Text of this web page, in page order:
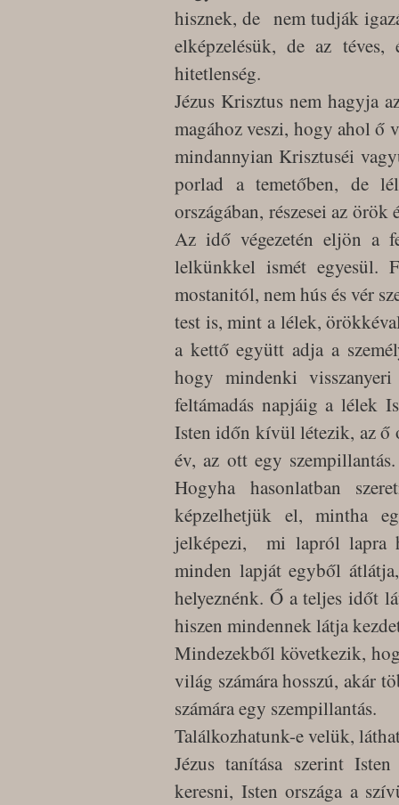
hisznek, de nem tudják
elképzelésük, de az
hitetlenség.
Jézus Krisztus nem hagyja
magához veszi, hogy ahol ő
mindannyian Krisztuséi
porlad a temetőben, de
országában, részesei az
Az idő végezetén eljön a
lelkünkkel ismét egyesül.
mostanitól, nem hús és vér
test is, mint a lélek,
a kettő együtt adja a
hogy mindenki
feltámadás napjáig a lélek
Isten időn kívül létezik, az ő
év, az ott egy
Hogyha hasonlatban
képzelhetjük el, mintha
jelképezi, mi lapról lapra
minden lapját egyből
helyeznénk. Ő a teljes időt
hiszen mindennek látja
Mindezekből következik,
világ számára hosszú, akár
számára egy szempillantás.
Találkozhatunk-e velük,
Jézus tanítása szerint
keresni, Isten országa a